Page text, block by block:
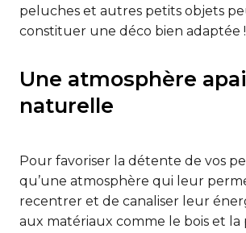
peluches et autres petits objets
constituer une déco bien adaptée !
Une atmosphère
naturelle
Pour favoriser la détente de vos
qu’une atmosphère qui leur
recentrer et de canaliser leur
aux matériaux comme le bois et